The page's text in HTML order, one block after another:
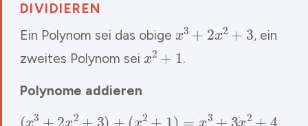
DIVIDIEREN
Ein Polynom sei das obige
3 x +
, ein
zweites Polynom sei
2
.
Polynome addieren
(x 3+ 2 x2+ 3 )+ (x 2 +1) + x 2+ 4